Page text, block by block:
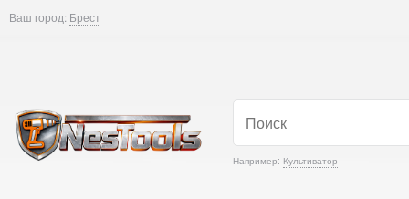
Ваш город: Брест
Например: Культиватор